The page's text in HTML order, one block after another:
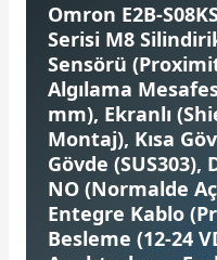
Şalterleri
Yol Vericiler
Omron E2B-
Serisi M8
Sensörü
Algılama
mm), Ekranlı
Montaj), Kısa
Gövde (SUS303),
NO (Normalde
Entegre Kablo
Besleme (12-24